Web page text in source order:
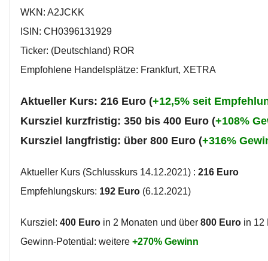
WKN: A2JCKK
ISIN: CH0396131929
Ticker: (Deutschland) ROR
Empfohlene Handelsplätze: Frankfurt, XETRA
Aktueller Kurs: 216 Euro (+12,5% seit
Kursziel kurzfristig: 350 bis 400 Euro (+108%
Kursziel langfristig: über 800 Euro (+316%
Aktueller Kurs (Schlusskurs 14.12.2021) : 216 Euro
Empfehlungskurs: 192 Euro (6.12.2021)
Kursziel: 400 Euro in 2 Monaten und über 800 Euro in 12
Gewinn-Potential: weitere +270% Gewinn